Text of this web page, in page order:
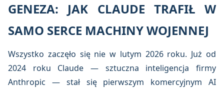
GENEZA: JAK CLAUDE TRAFIŁ W
SAMO SERCE MACHINY WOJENNEJ
Wszystko zaczęło się nie w lutym 2026 roku. Już od
2024 roku Claude — sztuczna inteligencja firmy
Anthropic — stał się pierwszym komercyjnym AI